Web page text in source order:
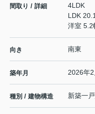
間取り / 詳細
4LDK
LDK
洋室 5.2
向き 南東
築年月 2026年
種別 / 建物構造 新築一